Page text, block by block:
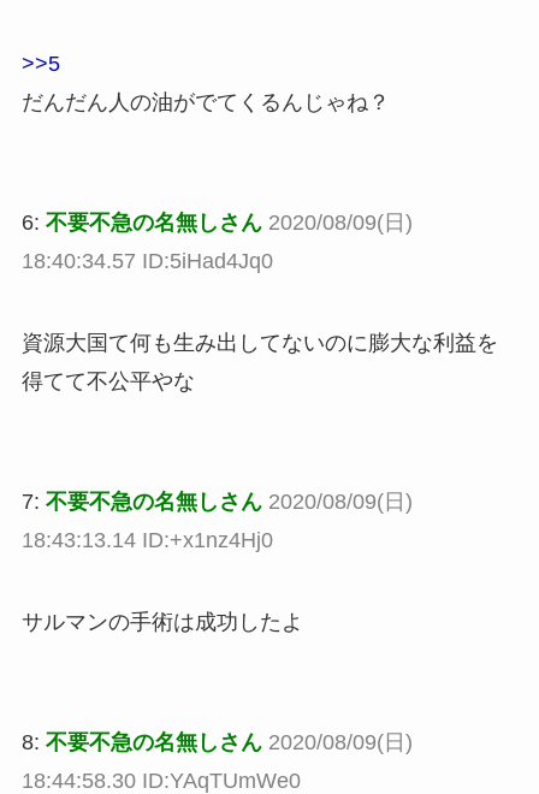
>>5
だんだん人の油がでてくるんじゃね？
6: 不要不急の名無しさん 2020/08/09(日)
18:40:34.57 ID:5iHad4Jq0
資源大国て何も生み出してないのに膨大な利益を
得てて不公平やな
7: 不要不急の名無しさん 2020/08/09(日)
18:43:13.14 ID:+x1nz4Hj0
サルマンの手術は成功したよ
8: 不要不急の名無しさん 2020/08/09(日)
18:44:58.30 ID:YAqTUmWe0